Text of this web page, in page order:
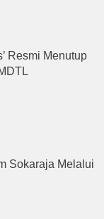
Resmi Menutup
Sokaraja Melalui